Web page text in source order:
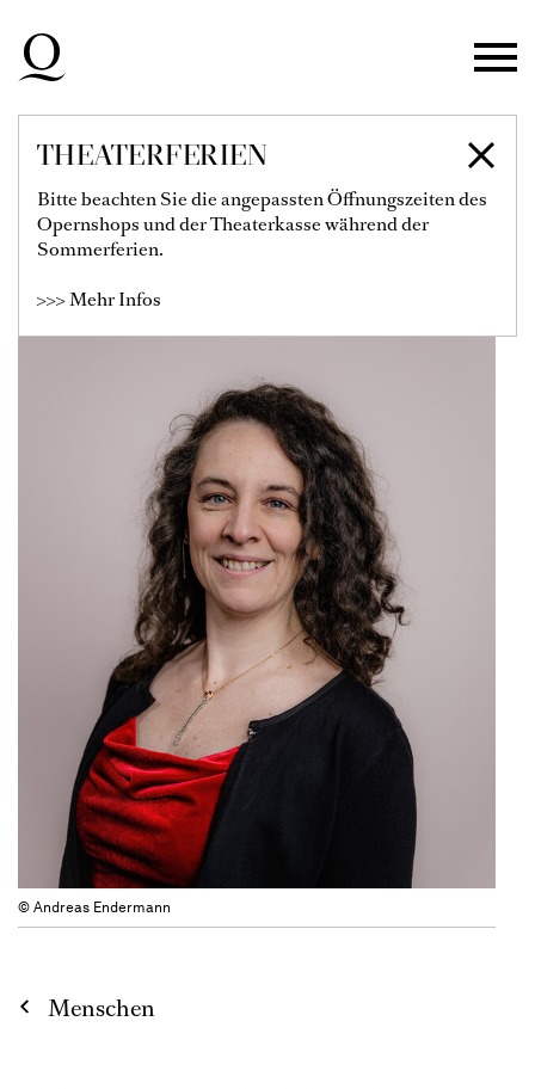
Zur Hauptnavigation springen
Zum Hauptinhalt springen
Zum Footer springen
THEATERFERIEN
Bitte beachten Sie die angepassten Öffnungszeiten des
Opernshops und der Theaterkasse während der
Sommerferien.
>>> Mehr Infos
CÉCILE TALLEC
© Andreas Endermann
Menschen